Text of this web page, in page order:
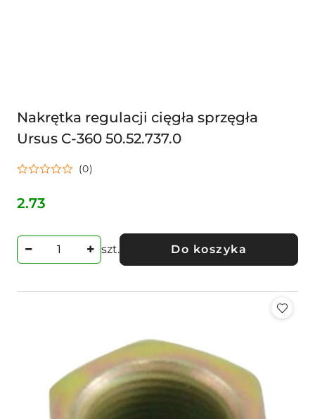
Nakrętka regulacji cięgła sprzęgła
Ursus C-360 50.52.737.0
(0)
Cena:
2.73
szt. Do koszyka